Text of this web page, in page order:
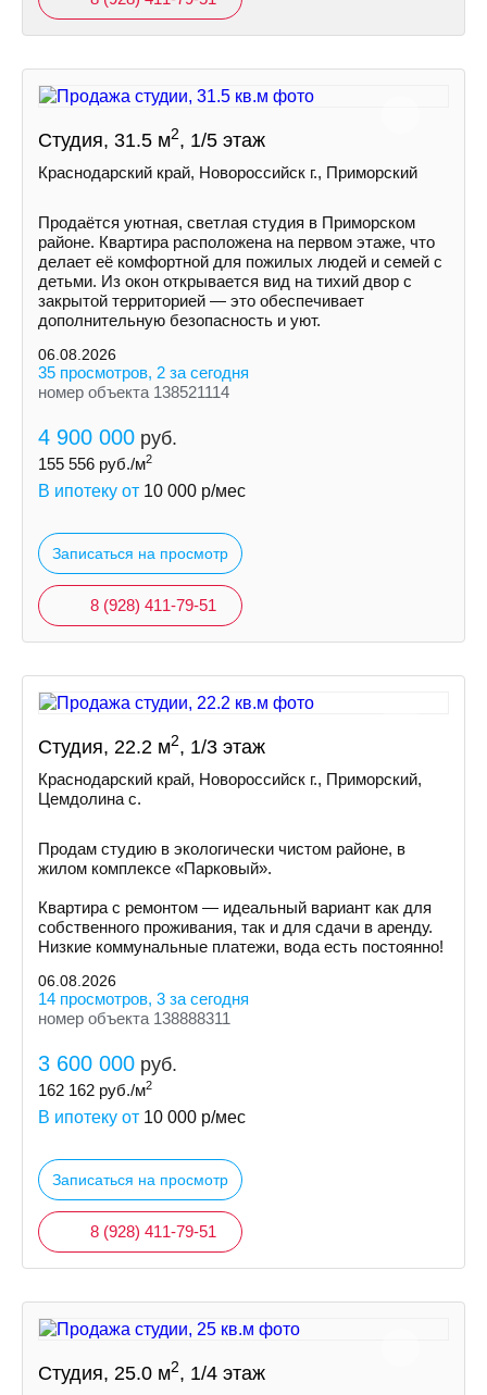
Студия, 31.5 м2, 1/5 этаж
Краснодарский край, Новороссийск г., Приморский
Продаётся уютная, светлая студия в Приморском
районе. Квартира расположена на первом этаже, что
делает её комфортной для пожилых людей и семей с
детьми. Из окон открывается вид на тихий двор с
закрытой территорией — это обеспечивает
дополнительную безопасность и уют.
06.08.2026
35 просмотров, 2 за сегодня
номер объекта 138521114
4 900 000 руб.
155 556 руб./м2
В ипотеку от 10 000 р/мес
Записаться на просмотр
8 (928) 411-79-51
Студия, 22.2 м2, 1/3 этаж
Краснодарский край, Новороссийск г., Приморский,
Цемдолина с.
Продам студию в экологически чистом районе, в
жилом комплексе «Парковый».
Квартира с ремонтом — идеальный вариант как для
собственного проживания, так и для сдачи в аренду.
Низкие коммунальные платежи, вода есть постоянно!
06.08.2026
14 просмотров, 3 за сегодня
номер объекта 138888311
3 600 000 руб.
162 162 руб./м2
В ипотеку от 10 000 р/мес
Записаться на просмотр
8 (928) 411-79-51
Студия, 25.0 м2, 1/4 этаж